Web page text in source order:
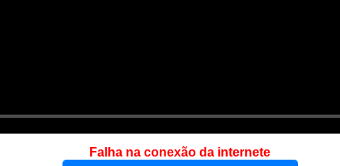
Falha na conexão da internete